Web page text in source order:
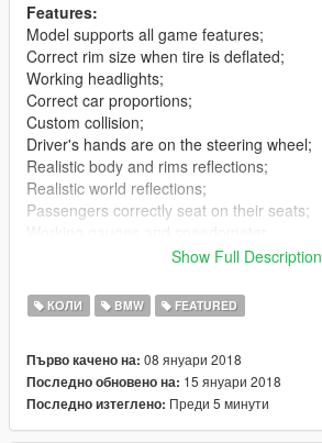
Features:
Model supports all game features;
Correct rim size when tire is deflated;
Working headlights;
Correct car proportions;
Custom collision;
Driver's hands are on the steering wheel;
Realistic body and rims reflections;
Realistic world reflections;
Passengers correctly seat on their seats;
Animated exhaust.
Added stock wheels.
Improved TailLight, HeadLights.
Added new version "LibertyWalk"
Fixed bugs, other improvements.
Show Full Description
КОЛИ BMW FEATURED
Първо качено на: 08 януари 2018
Последно обновено на: 15 януари 2018
Последно изтеглено: Преди 5 минути